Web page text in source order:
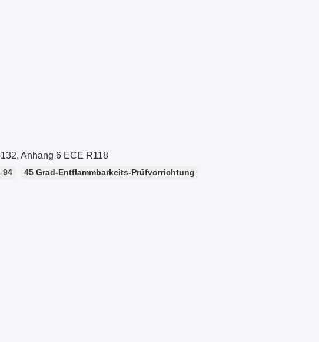
Anhang 6 ECE R118
94 45 Grad-Entflammbarkeits-Prüfvorrichtung